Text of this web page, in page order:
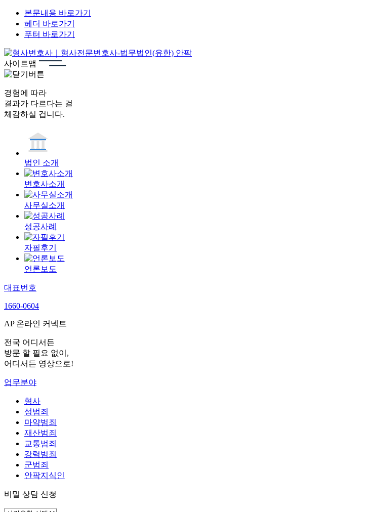
본문내용 바로가기
헤더 바로가기
푸터 바로가기
사이트맵
경험에 따라
결과가 다르다는 걸
체감하실 겁니다.
법인 소개
변호사소개
사무실소개
성공사례
자필후기
언론보도
대표번호
1660-0604
AP 온라인 커넥트
전국 어디서든
방문 할 필요 없이,
어디서든 영상으로!
업무분야
형사
성범죄
마약범죄
재산범죄
교통범죄
강력범죄
군범죄
안팍지식인
비밀 상담 신청